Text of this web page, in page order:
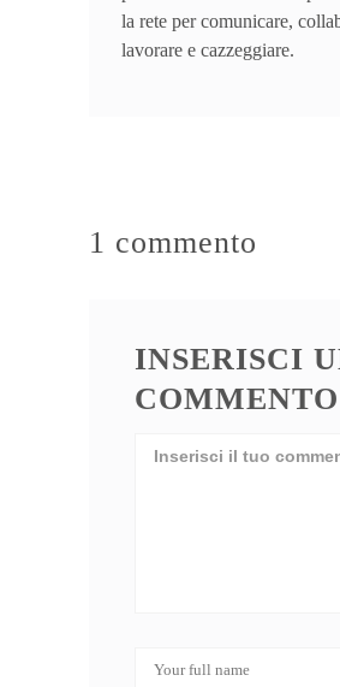
la rete per comunicare,
lavorare e cazzeggiare.
1 commento
INSERISCI
COMMENTO